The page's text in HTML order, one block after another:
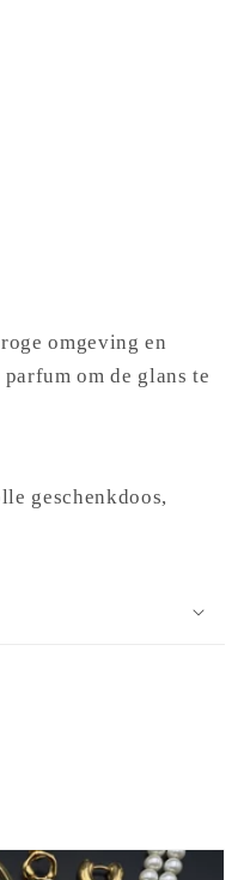
omgeving en
om de glans te
geschenkdoos,